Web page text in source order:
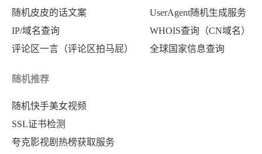
随机皮皮的话文案
IP/域名查询
评论区一言（评论区拍马屁）
UserAgent随机生成服务
WHOIS查询（CN域名）
全球国家信息查询
随机推荐
随机快手美女视频
SSL证书检测
夸克影视剧热榜获取服务